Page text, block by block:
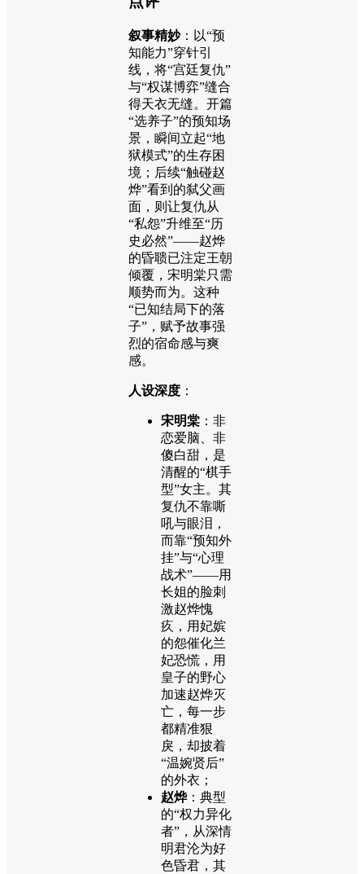
叙事精妙：以“预
知能力”穿针引
线，将“宫廷复仇”
与“权谋博弈”缝合
得天衣无缝。开篇
“选养子”的预知场
景，瞬间立起“地
狱模式”的生存困
境；后续“触碰赵
烨”看到的弑父画
面，则让复仇从
“私怨”升维至“历
史必然”——赵烨
的昏聩已注定王朝
倾覆，宋明棠只需
顺势而为。这种
“已知结局下的落
子”，赋予故事强
烈的宿命感与爽
感。
人设深度 ：
宋明棠 ：非
恋爱脑、非
傻白甜，是
清醒的“棋手
型”女主。其
复仇不靠嘶
吼与眼泪，
而靠“预知外
挂”与“心理
战术”——用
长姐的脸刺
激赵烨愧
疚，用妃嫔
的怨催化兰
妃恐慌，用
皇子的野心
加速赵烨灭
亡，每一步
都精准狠
戾，却披着
“温婉贤后”
的外衣；
赵烨：典型
的“权力异化
者”，从深情
明君沦为好
色昏君，其